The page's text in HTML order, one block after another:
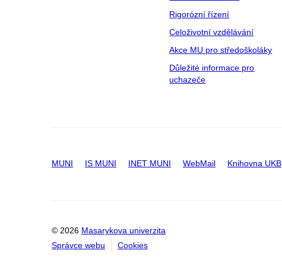
Rigorózní řízení
Celoživotní vzdělávání
Akce MU pro středoškoláky
Důležité informace pro
uchazeče
MUNI IS MUNI INET MUNI WebMail Knihovna UKB
© 2026 Masarykova univerzita
Správce webu
Cookies